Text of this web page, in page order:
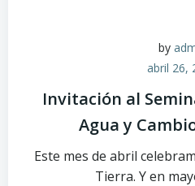
by
abril 26,
Invitación al
Agua y
Este mes de abril
Tierra. Y en